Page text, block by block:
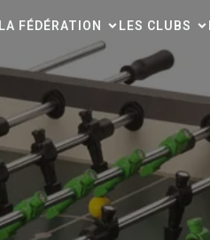
LA FÉDÉRATION LES CLUBS